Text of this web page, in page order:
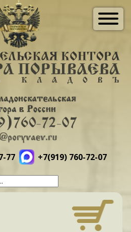
77 +7(919) 760-72-07